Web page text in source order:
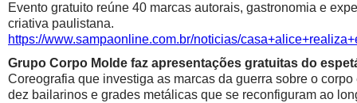
Evento gratuito reúne 40 marcas autorais, gastronomia e
criativa paulistana.
https://www.sampaonline.com.br/noticias/
Grupo Corpo Molde faz apresentações gratuitas do
Coreografia que investiga as marcas da guerra sobre o
dez bailarinos e grades metálicas que se reconfiguram ao